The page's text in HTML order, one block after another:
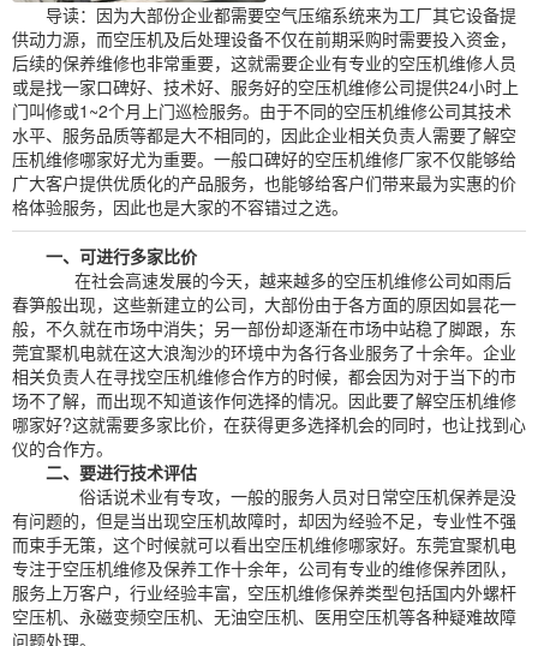
导读：因为大部份企业都需要空气压缩系统来为工厂其它设备提
供动力源，而空压机及后处理设备不仅在前期采购时需要投入资金，
后续的保养维修也非常重要，这就需要企业有专业的空压机维修人员
或是找一家口碑好、技术好、服务好的空压机维修公司提供24小时上
门叫修或1~2个月上门巡检服务。由于不同的空压机维修公司其技术
水平、服务品质等都是大不相同的，因此企业相关负责人需要了解空
压机维修哪家好尤为重要。一般口碑好的空压机维修厂家不仅能够给
广大客户提供优质化的产品服务，也能够给客户们带来最为实惠的价
格体验服务，因此也是大家的不容错过之选。
一、可进行多家比价
在社会高速发展的今天，越来越多的空压机维修公司如雨后
春笋般出现，这些新建立的公司，大部份由于各方面的原因如昙花一
般，不久就在市场中消失；另一部份却逐渐在市场中站稳了脚跟，东
莞宜聚机电就在这大浪淘沙的环境中为各行各业服务了十余年。企业
相关负责人在寻找空压机维修合作方的时候，都会因为对于当下的市
场不了解，而出现不知道该作何选择的情况。因此要了解空压机维修
哪家好?这就需要多家比价，在获得更多选择机会的同时，也让找到心
仪的合作方。
二、要进行技术评估
俗话说术业有专攻，一般的服务人员对日常空压机保养是没
有问题的，但是当出现空压机故障时，却因为经验不足，专业性不强
而束手无策，这个时候就可以看出空压机维修哪家好。东莞宜聚机电
专注于空压机维修及保养工作十余年，公司有专业的维修保养团队，
服务上万客户，行业经验丰富，空压机维修保养类型包括国内外螺杆
空压机、永磁变频空压机、无油空压机、医用空压机等各种疑难故障
问题处理。